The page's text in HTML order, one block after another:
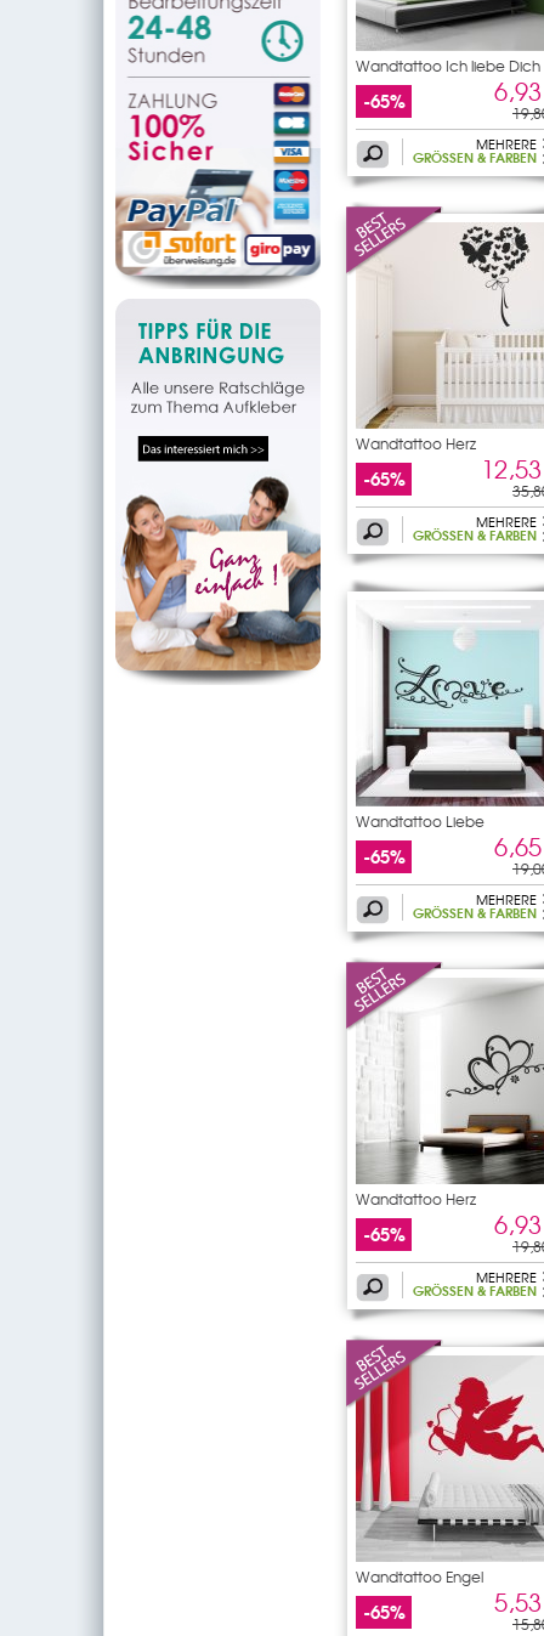
Wandtattoo Ich liebe Dich
-65%
MEHRERE
GRÖSSEN & FARBEN
Wandtattoo Herz
-65%
MEHRERE
GRÖSSEN & FARBEN
Wandtattoo Liebe
-65%
MEHRERE
GRÖSSEN & FARBEN
Wandtattoo Herz
-65%
MEHRERE
GRÖSSEN & FARBEN
Wandtattoo Engel
-65%